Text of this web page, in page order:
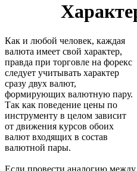
Как и любой человек, каждая
валюта имеет свой характер,
правда при торговле на форекс
следует учитывать характер
сразу двух валют,
формирующих валютную пару.
Так как поведение цены по
инструменту в целом зависит
от движения курсов обоих
валют входящих в состав
валютной пары.
Если провести аналогию